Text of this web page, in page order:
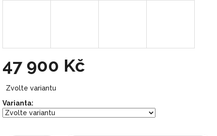
47 900 Kč
cena:
Zvolte variantu
Varianta: